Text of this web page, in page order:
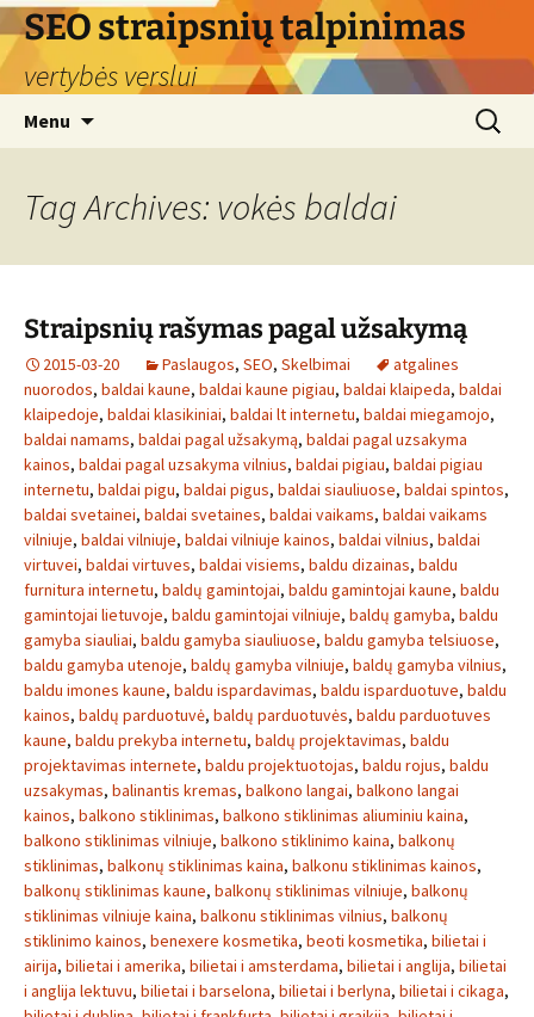
Skip
to
content
SEO straipsnių talpinimas
vertybės verslui
Menu
Search
for:
Tag Archives: vokės baldai
Straipsnių rašymas pagal užsakymą
2015-03-20 Paslaugos, SEO, Skelbimai
atgalines
nuorodos, baldai kaune, baldai kaune pigiau, baldai klaipeda, baldai
klaipedoje, baldai klasikiniai, baldai lt internetu, baldai miegamojo,
baldai namams, baldai pagal užsakymą, baldai pagal uzsakyma
kainos, baldai pagal uzsakyma vilnius, baldai pigiau, baldai pigiau
internetu, baldai pigu, baldai pigus, baldai siauliuose, baldai spintos,
baldai svetainei, baldai svetaines, baldai vaikams, baldai vaikams
vilniuje, baldai vilniuje, baldai vilniuje kainos, baldai vilnius, baldai
virtuvei, baldai virtuves, baldai visiems, baldu dizainas, baldu
furnitura internetu, baldų gamintojai, baldu gamintojai kaune, baldu
gamintojai lietuvoje, baldu gamintojai vilniuje, baldų gamyba, baldu
gamyba siauliai, baldu gamyba siauliuose, baldu gamyba telsiuose,
baldu gamyba utenoje, baldų gamyba vilniuje, baldų gamyba vilnius,
baldu imones kaune, baldu ispardavimas, baldu isparduotuve, baldu
kainos, baldų parduotuvė, baldų parduotuvės, baldu parduotuves
kaune, baldu prekyba internetu, baldų projektavimas, baldu
projektavimas internete, baldu projektuotojas, baldu rojus, baldu
uzsakymas, balinantis kremas, balkono langai, balkono langai
kainos, balkono stiklinimas, balkono stiklinimas aliuminiu kaina,
balkono stiklinimas vilniuje, balkono stiklinimo kaina, balkonų
stiklinimas, balkonų stiklinimas kaina, balkonu stiklinimas kainos,
balkonų stiklinimas kaune, balkonų stiklinimas vilniuje, balkonų
stiklinimas vilniuje kaina, balkonu stiklinimas vilnius, balkonų
stiklinimo kainos, benexere kosmetika, beoti kosmetika, bilietai i
airija, bilietai i amerika, bilietai i amsterdama, bilietai i anglija, bilietai
i anglija lektuvu, bilietai i barselona, bilietai i berlyna, bilietai i cikaga,